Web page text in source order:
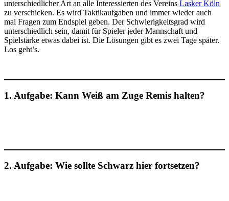
unterschiedlicher Art an alle Interessierten des Vereins Lasker Köln
zu verschicken. Es wird Taktikaufgaben und immer wieder auch
mal Fragen zum Endspiel geben. Der Schwierigkeitsgrad wird
unterschiedlich sein, damit für Spieler jeder Mannschaft und
Spielstärke etwas dabei ist. Die Lösungen gibt es zwei Tage später.
Los geht’s.
1. Aufgabe: Kann Weiß am Zuge Remis halten?
2. Aufgabe: Wie sollte Schwarz hier fortsetzen?